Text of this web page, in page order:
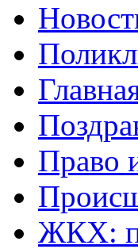
Право
ЖКХ: